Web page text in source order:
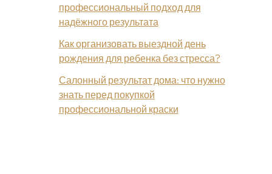
профессиональный подход для
надёжного результата
Как организовать выездной день
рождения для ребенка без стресса?
Салонный результат дома: что нужно
знать перед покупкой
профессиональной краски